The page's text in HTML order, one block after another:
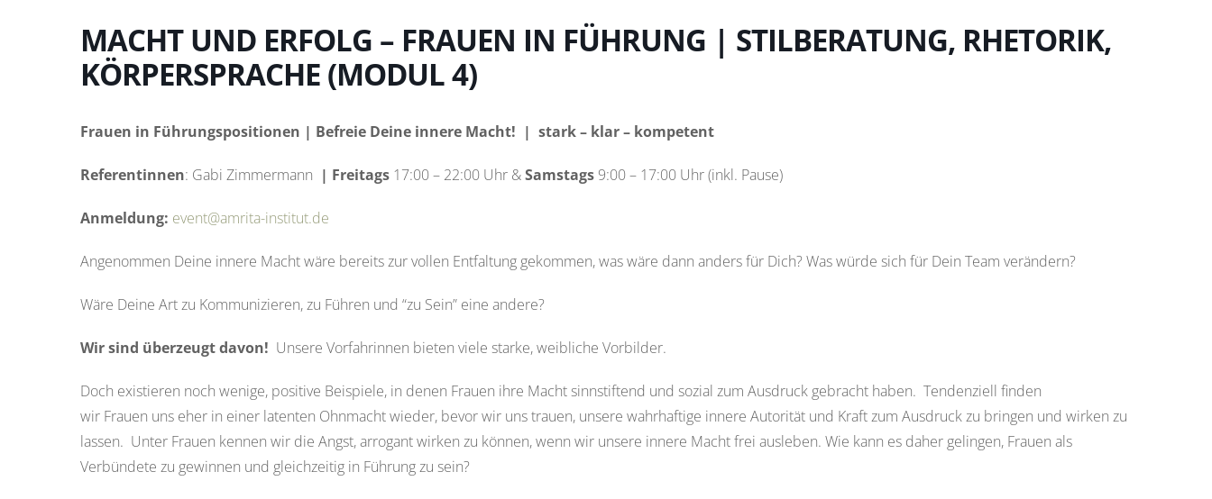
MACHT UND ERFOLG – FRAUEN IN FÜHRUNG | STILBERATUNG, RHETORIK,
KÖRPERSPRACHE (MODUL 4)
Frauen in Führungspositionen | Befreie Deine innere Macht! | stark – klar – kompetent
Referentinnen: Gabi Zimmermann | Freitags 17:00 – 22:00 Uhr &Samstags 9:00 – 17:00 Uhr (inkl. Pause)
Anmeldung: event@amrita-institut.de
Angenommen Deine innere Macht wäre bereits zur vollen Entfaltung gekommen, was wäre dann anders für Dich? Was würde sich für Dein Team verändern?
Wäre Deine Art zu Kommunizieren, zu Führen und “zu Sein” eine andere?
Wirsind überzeugt davon! Unsere Vorfahrinnen bieten viele starke, weibliche Vorbilder.
Doch existieren noch wenige, positive Beispiele, in denen Frauen ihre Machtsinnstiftend und sozial zum Ausdruck gebracht haben. Tendenziell finden
wir Frauen uns eher in einer latenten Ohnmachtwieder, bevor wir uns trauen, unsere wahrhaftige innere Autorität und Kraftzum Ausdruckzu bringen und wirken zu
lassen. Unter Frauen kennen wir die Angst, arrogant wirken zu können, wenn wir unsere innere Machtfrei ausleben. Wie kann es daher gelingen, Frauen als
Verbündete zu gewinnen und gleichzeitig in Führung zu sein?